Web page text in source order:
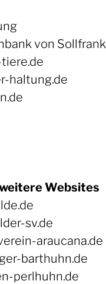
von Sollfrank
haltung.de
Websites
sv.de
araucana.de
barthuhn.de
perlhuhn.de